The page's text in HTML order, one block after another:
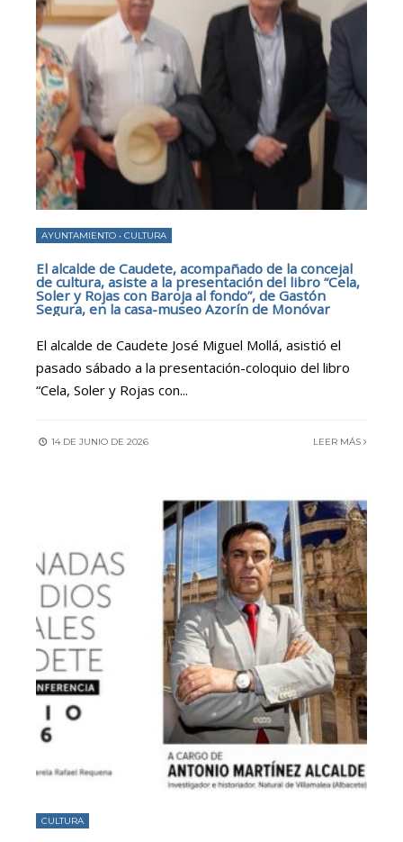
AYUNTAMIENTO • CULTURA
El alcalde de Caudete, acompañado de la concejal
de cultura, asiste a la presentación del libro “Cela,
Soler y Rojas con Baroja al fondo”, de Gastón
Segura, en la casa-museo Azorín de Monóvar
El alcalde de Caudete José Miguel Mollá, asistió el
pasado sábado a la presentación-coloquio del libro
“Cela, Soler y Rojas con...
14 DE JUNIO DE 2026 LEER MÁS
CULTURA